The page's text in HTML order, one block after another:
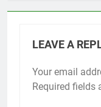
LEAVE A
Your email
Required fields